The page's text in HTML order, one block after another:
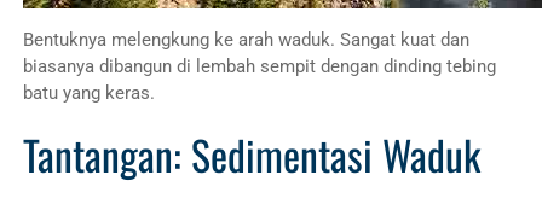
Bentuknya melengkung ke arah waduk. Sangat kuat dan
biasanya dibangun di lembah sempit dengan dinding tebing
batu yang keras.
Tantangan: Sedimentasi Waduk